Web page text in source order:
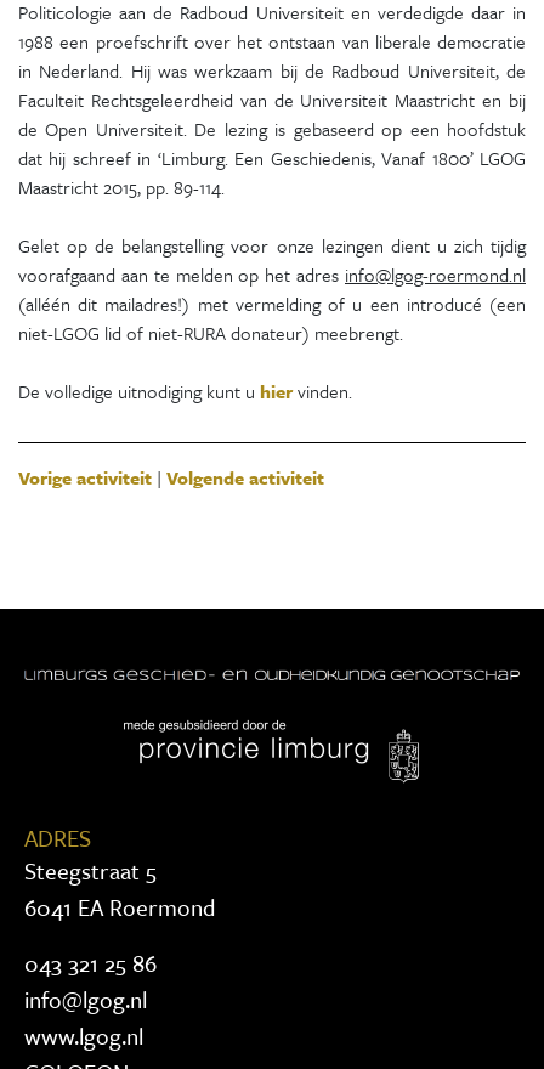
Politicologie aan de Radboud Universiteit en verdedigde daar in
1988 een proefschrift over het ontstaan van liberale democratie
in Nederland. Hij was werkzaam bij de Radboud Universiteit, de
Faculteit Rechtsgeleerdheid van de Universiteit Maastricht en bij
de Open Universiteit. De lezing is gebaseerd op een hoofdstuk
dat hij schreef in ‘Limburg. Een Geschiedenis, Vanaf 1800’ LGOG
Maastricht 2015, pp. 89-114.
Gelet op de belangstelling voor onze lezingen dient u zich tijdig
voorafgaand aan te melden op het adres info@lgog-roermond.nl
(alléén dit mailadres!) met vermelding of u een introducé (een
niet-LGOG lid of niet-RURA donateur) meebrengt.
De volledige uitnodiging kunt u hiervinden.
Vorige activiteit | Volgende activiteit
ADRES
Steegstraat 5
6041 EA Roermond
043 321 25 86
info@lgog.nl
www.lgog.nl